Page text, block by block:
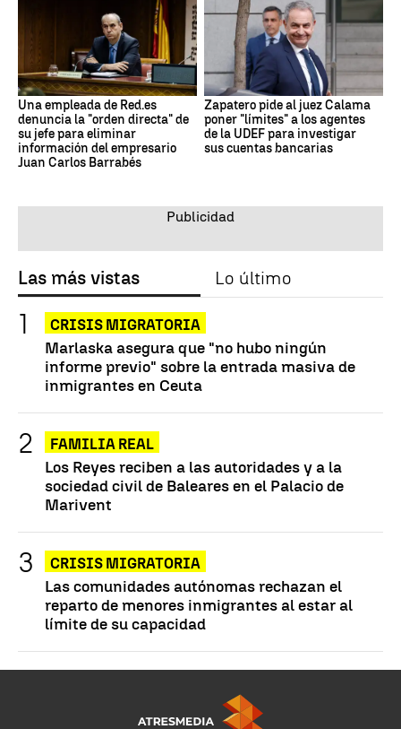
Una empleada de Red.es
denuncia la "orden directa" de
su jefe para eliminar
información del empresario
Juan Carlos Barrabés
Zapatero pide al juez Calama
poner "límites" a los agentes
de la UDEF para investigar
sus cuentas bancarias
Las más vistas Lo último
CRISIS MIGRATORIA
Marlaska asegura que "no hubo ningún
informe previo" sobre la entrada masiva de
inmigrantes en Ceuta
FAMILIA REAL
Los Reyes reciben a las autoridades y a la
sociedad civil de Baleares en el Palacio de
Marivent
CRISIS MIGRATORIA
Las comunidades autónomas rechazan el
reparto de menores inmigrantes al estar al
límite de su capacidad